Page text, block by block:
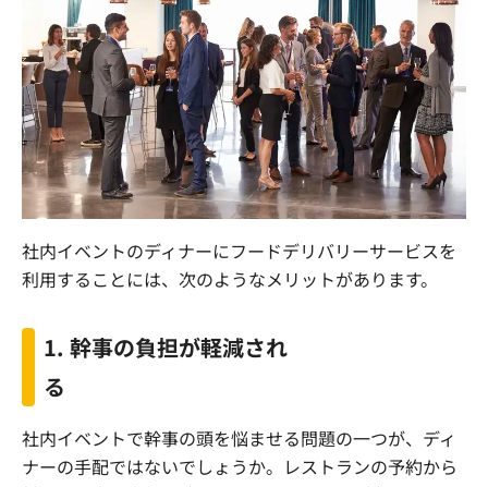
社内イベントのディナーにフードデリバリーサービスを
利用することには、次のようなメリットがあります。
1. 幹事の負担が軽減され
る
社内イベントで幹事の頭を悩ませる問題の一つが、ディ
ナーの手配ではないでしょうか。レストランの予約から